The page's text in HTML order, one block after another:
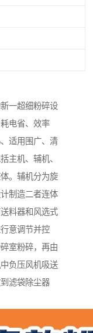
一超细粉碎设
电省、效率
适用围广、清
主机、辅机、
。辅机分为旋
制造二者连体
料器和风选式
意调节并控
室粉碎，再由
负压风机吸送
滤袋除尘器